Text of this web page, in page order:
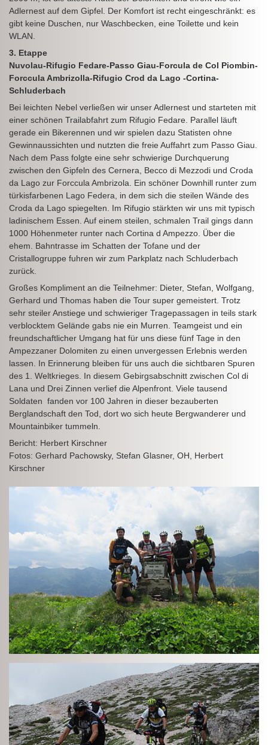
Adlernest auf dem Gipfel. Der Komfort ist recht eingeschränkt: es
gibt keine Duschen, nur Waschbecken, eine Toilette und kein
WLAN.
3. Etappe
Nuvolau-Rifugio Fedare-Passo Giau-Forcula de Col Piombin-
Forccula Ambrizolla-Rifugio Crod da Lago -Cortina-
Schluderbach
Bei leichten Nebel verließen wir unser Adlernest und starteten mit
einer schönen Trailabfahrt zum Rifugio Fedare. Parallel läuft
gerade ein Bikerennen und wir spielen dazu Statisten ohne
Gewinnaussichten und nutzten die freie Auffahrt zum Passo Giau.
Nach dem Pass folgte eine sehr schwierige Durchquerung
zwischen den Gipfeln des Cernera, Becco di Mezzodi und Croda
da Lago zur Forccula Ambrizola. Ein schöner Downhill runter zum
türkisfarbenen Lago Federa, in dem sich die steilen Wände des
Croda da Lago spiegelten. Im Rifugio stärkten wir uns mit typisch
ladinischem Essen. Auf einem steilen, schmalen Trail gings dann
1000 Höhenmeter runter nach Cortina d Ampezzo. Über die
ehem. Bahntrasse im Schatten der Tofane und der
Cristallogruppe fuhren wir zum Parkplatz nach Schluderbach
zurück.
Großes Kompliment an die Teilnehmer: Dieter, Stefan, Wolfgang,
Gerhard und Thomas haben die Tour super gemeistert. Trotz
sehr steiler Anstiege und schwieriger Tragepassagen in teils stark
verblocktem Gelände gabs nie ein Murren. Teamgeist und ein
freundschaftlicher Umgang hat für uns diese fünf Tage in den
Ampezzaner Dolomiten zu einen unvergessen Erlebnis werden
lassen. In Erinnerung bleiben für uns auch die sichtbaren Spuren
des 1. Weltkrieges. In diesem Gebirgsabschnitt zwischen Col di
Lana und Drei Zinnen verlief die Alpenfront. Viele tausend
Soldaten fanden vor 100 Jahren in dieser bezauberten
Berglandschaft den Tod, dort wo sich heute Bergwanderer und
Mountainbiker tummeln.
Bericht: Herbert Kirschner
Fotos: Gerhard Pachowsky, Stefan Glasner, OH, Herbert
Kirschner